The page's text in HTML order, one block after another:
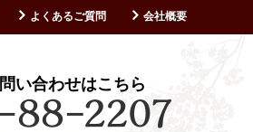
よくあるご質問 会社概要
い合わせはこちら